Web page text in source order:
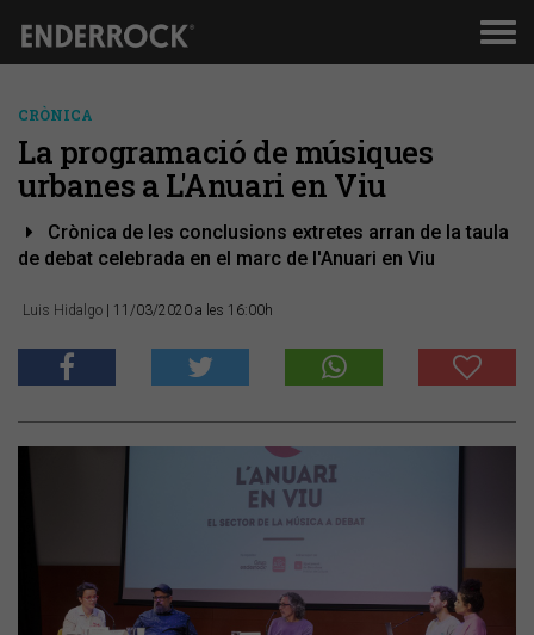
CRÒNICA
La programació de músiques
urbanes a L'Anuari en Viu
Crònica de les conclusions extretes arran de la taula
de debat celebrada en el marc de l'Anuari en Viu
Luis Hidalgo | 11/03/2020 a les 16:00h